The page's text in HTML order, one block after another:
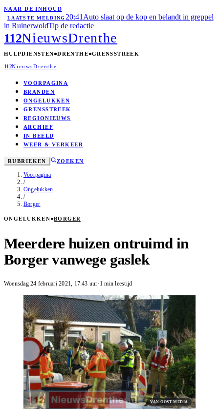
NAAR DE INHOUD
LAATSTE MELDING 20:41 Auto slaat op de kop en belandt in greppel
in RuinerwoldTip de redactie
112NieuwsDrenthe
HULPDIENSTEN DRENTHE GRENSSTREEK
112NieuwsDrenthe
VOORPAGINA
BRANDEN
ONGELUKKEN
GRENSSTREEK
REGIONIEUWS
ARCHIEF
IN BEELD
WEER & VERKEER
RUBRIEKEN ZOEKEN
Voorpagina
/
Ongelukken
/
Borger
ONGELUKKEN BORGER
Meerdere huizen ontruimd in
Borger vanwege gaslek
Woensdag 24 februari 2021 17:43 uur·1 min leestijd
VAN OOST MEDIA